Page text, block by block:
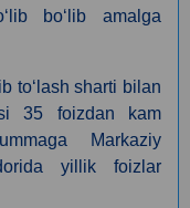
boʻlib amalga
toʻlash sharti bilan
35 foizdan kam
Markaziy
yillik foizlar